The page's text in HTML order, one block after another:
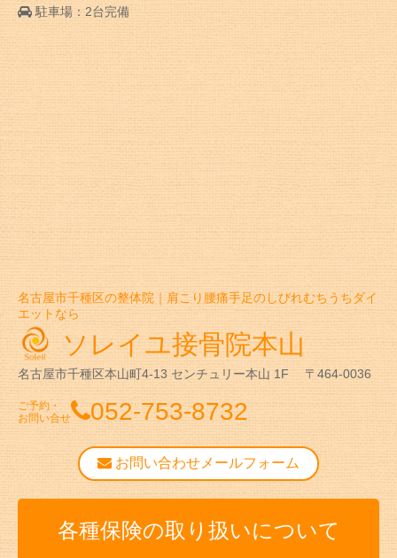
駐車場：2台完備
名古屋市千種区の整体院｜肩こり腰痛手足のしびれむちうちダイ
エットなら
ソレイユ接骨院本山
名古屋市千種区本山町4-13 センチュリー本山 1F 〒464-0036
ご予約・
お問い合せ
052-753-8732
お問い合わせメールフォーム
各種保険の取り扱いについて